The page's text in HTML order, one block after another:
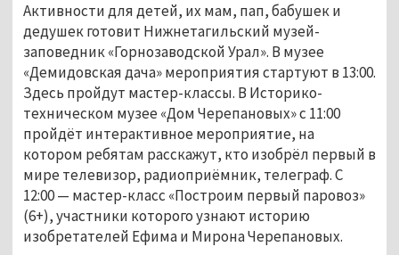
Активности для детей, их мам, пап, бабушек и
дедушек готовит Нижнетагильский музей-
заповедник «Горнозаводской Урал». В музее
«Демидовская дача» мероприятия стартуют в 13:00.
Здесь пройдут мастер-классы. В Историко-
техническом музее «Дом Черепановых» с 11:00
пройдёт интерактивное мероприятие, на
котором ребятам расскажут, кто изобрёл первый в
мире телевизор, радиоприёмник, телеграф. С
12:00— мастер-класс «Построим первый паровоз»
(6+), участники которого узнают историю
изобретателей Ефима и Мирона Черепановых.